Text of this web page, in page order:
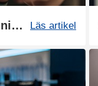
Bästa träningsformen för fettförbränning Läs artikel